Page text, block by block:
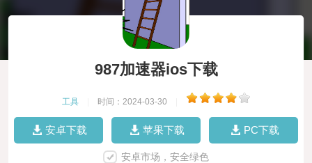
987加速器ios下载
工具 时间：2024-03-30
安卓下载 苹果下载 PC下载
安卓市场，安全绿色